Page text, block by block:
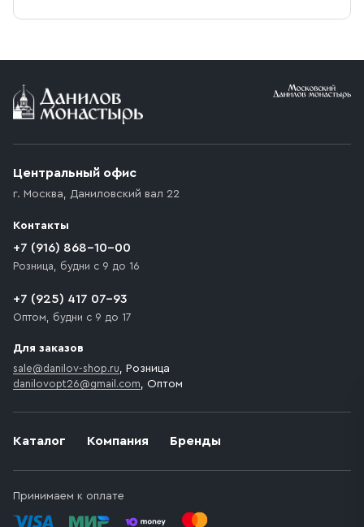
Каталог Компания Бренды
Принимаем к оплате
Центральный офис
г. Москва, Даниловский вал 22
Контакты
+7 (916) 868-10-00
Розница, будни с 9 до 16
+7 (925) 417 07-93
Оптом, будни с 9 до 17
Для заказов
sale@danilov-shop.ru, Розница
danilovopt26@gmail.com, Оптом